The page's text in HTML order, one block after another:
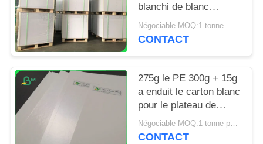
blanchi de blanc
120gsm + 10g pour
envelopper des
Négociable MOQ:1 tonne
CONTACT
275g le PE 300g + 15g
a enduit le carton blanc
pour le plateau de
nourriture 70 * 100cm
sulfurisés
Négociable MOQ:1 tonne pour la taille commune et 10 tonnes pour la taille spéciale
CONTACT